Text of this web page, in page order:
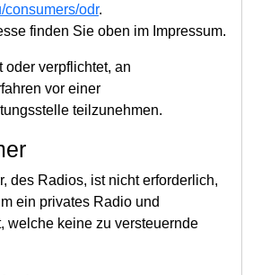
consumers/odr.
finden Sie oben im Impressum.
oder verpflichtet, an
vor einer
teilzunehmen.
des Radios, ist nicht erforderlich,
ein privates Radio und
welche keine zu versteuernde